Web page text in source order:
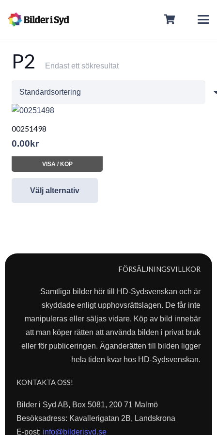
P2 Endast ett sökresultat
00251498
0.00 kr
VISA / KÖP
Välj alternativ
FÖRSÄLJNINGSVILLKOR
Samtliga bilder hör till HD-Sydsvenskan och är
skyddade enligt upphovsrättslagen. De får inte
manipuleras eller säljas vidare. Köp av bild innebär
att man köper rätten att använda bilden i privat bruk
eller för publiceringen. Äganderätten till bilden ligger
hela tiden kvar hos HD-Sydsvenskan.
KONTAKTA OSS!
Bilder i Syd AB, Box 5081, 200 71 Malmö
Besöksadress: Kavallerigatan 2B, Landskrona
E-post: info@bilderisyd.se